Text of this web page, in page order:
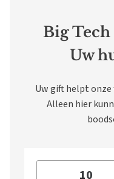
Big Tech
Uw
Uw gift helpt
Alleen hier